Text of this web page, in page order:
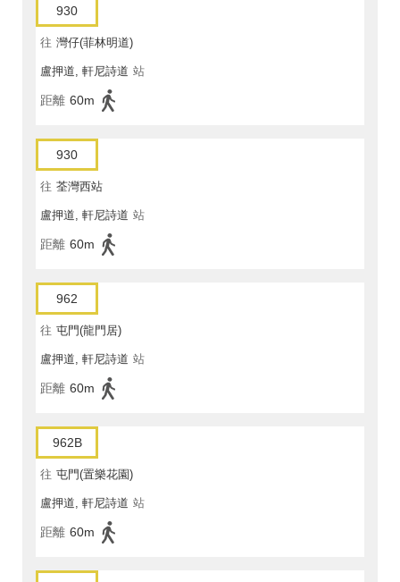
930
往 灣仔(菲林明道)
盧押道, 軒尼詩道 站
距離 60m
930
往 荃灣西站
盧押道, 軒尼詩道 站
距離 60m
962
往 屯門(龍門居)
盧押道, 軒尼詩道 站
距離 60m
962B
往 屯門(置樂花園)
盧押道, 軒尼詩道 站
距離 60m